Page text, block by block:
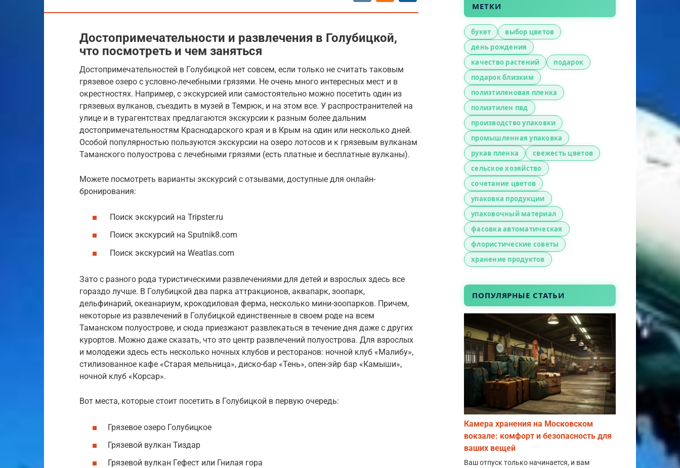
Достопримечательности и развлечения в Голубицкой,
что посмотреть и чем заняться
Достопримечательностей в Голубицкой нет совсем, если только не считать таковым
грязевое озеро с условно-лечебными грязями. Не очень много интересных мест и в
окрестностях. Например, с экскурсией или самостоятельно можно посетить один из
грязевых вулканов, съездить в музей в Темрюк, и на этом все. У распространителей на
улице и в турагентствах предлагаются экскурсии к разным более дальним
достопримечательностям Краснодарского края и в Крым на один или несколько дней.
Особой популярностью пользуются экскурсии на озеро лотосов и к грязевым вулканам
Таманского полуострова с лечебными грязями (есть платные и бесплатные вулканы).
Можете посмотреть варианты экскурсий с отзывами, доступные для онлайн-
бронирования:
Поиск экскурсий на Tripster.ru
Поиск экскурсий на Sputnik8.com
Поиск экскурсий на Weatlas.com
Зато с разного рода туристическими развлечениями для детей и взрослых здесь все
гораздо лучше. В Голубицкой два парка аттракционов, аквапарк, зоопарк,
дельфинарий, океанариум, крокодиловая ферма, несколько мини-зоопарков. Причем,
некоторые из развлечений в Голубицкой единственные в своем роде на всем
Таманском полуострове, и сюда приезжают развлекаться в течение дня даже с других
курортов. Можно даже сказать, что это центр развлечений полуострова. Для взрослых
и молодежи здесь есть несколько ночных клубов и ресторанов: ночной клуб «Малибу»,
стилизованное кафе «Старая мельница», диско-бар «Тень», опен-эйр бар «Камыши»,
ночной клуб «Корсар».
Вот места, которые стоит посетить в Голубицкой в первую очередь:
Грязевое озеро Голубицкое
Грязевой вулкан Тиздар
Грязевой вулкан Гефест или Гнилая гора
МЕТКИ
букет
выбор цветов
день рождения
качество растений
подарок
подарок близким
полиэтиленовая пленка
полиэтилен пвд
производство упаковки
промышленная упаковка
рукав пленка
свежесть цветов
сельское хозяйство
сочетание цветов
упаковка продукции
упаковочный материал
фасовка автоматическая
флористические советы
хранение продуктов
ПОПУЛЯРНЫЕ СТАТЬИ
Камера хранения на Московском
вокзале: комфорт и безопасность для
ваших вещей
Ваш отпуск только начинается, и вам